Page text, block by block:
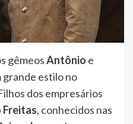
gêmeosAntônio e
grande estilo no
dos empresários
Freitas, conhecidos nas